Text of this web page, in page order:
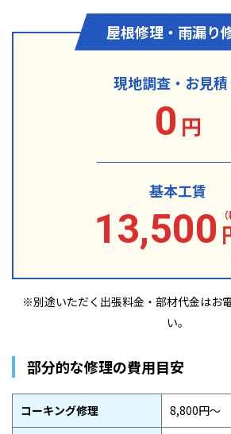
屋根修理・雨漏り
現地調査・お見積
0 円
基本工賃
13,500
※別途いただく出張料金・部材代金はお
い。
部分的な修理の費用目安
コーキング修理 8,800円〜